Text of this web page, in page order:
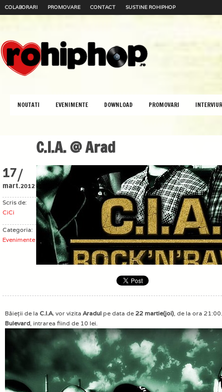
COLABORARI PROMOVARE CONTACT SUSTINE ROHIPHOP
NOUTATI EVENIMENTE DOWNLOAD PROMOVARI
C.I.A. @ Arad
17/
mart.2012
Scris de:
CiCi
Categoria:
Evenimente
Băieţii de la C.I.A. vor vizita Aradul pe data de 22 martie(joi), de la ora
Bulevard, intrarea fiind de 10 lei.